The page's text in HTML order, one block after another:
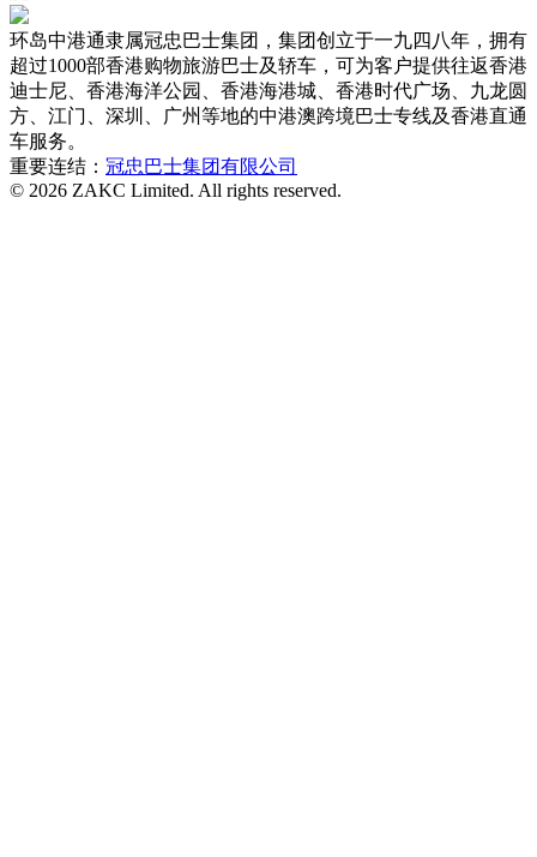
环岛中港通隶属冠忠巴士集团，集团创立于一九四八年，拥有
超过1000部香港购物旅游巴士及轿车，可为客户提供往返香港
迪士尼、香港海洋公园、香港海港城、香港时代广场、九龙圆
方、江门、深圳、广州等地的中港澳跨境巴士专线及香港直通
车服务。
重要连结： 冠忠巴士集团有限公司
© 2026 ZAKC Limited. All rights reserved.